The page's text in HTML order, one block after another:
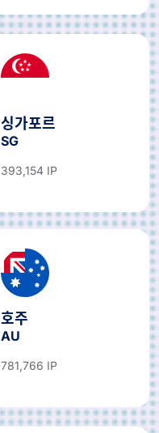
싱가포르
SG
393,154 IP
호주
AU
781,766 IP